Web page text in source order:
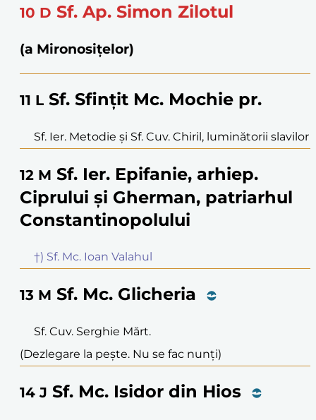
10 D Sf. Ap. Simon Zilotul
(a Mironosițelor)
11 L Sf. Sfințit Mc. Mochie pr.
Sf. Ier. Metodie și Sf. Cuv. Chiril, luminătorii slavilor
12 M Sf. Ier. Epifanie, arhiep.
Ciprului și Gherman, patriarhul
Constantinopolului
†) Sf. Mc. Ioan Valahul
13 M Sf. Mc. Glicheria
Sf. Cuv. Serghie Mărt.
(Dezlegare la pește. Nu se fac nunți)
14 J Sf. Mc. Isidor din Hios